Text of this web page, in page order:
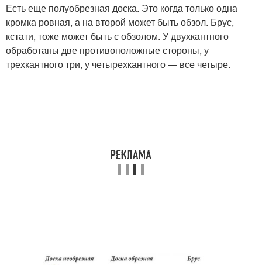
Есть еще полуобрезная доска. Это когда только одна
кромка ровная, а на второй может быть обзол. Брус,
кстати, тоже может быть с обзолом. У двухкантного
обработаны две противоположные стороны, у
трехкантного три, у четырехкантного — все четыре.